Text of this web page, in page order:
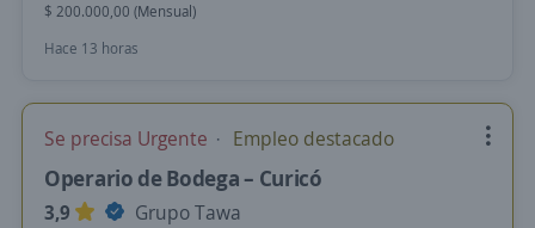
$ 200.000,00 (Mensual)
Hace 13 horas
Se precisa Urgente Empleo destacado
Operario de Bodega – Curicó
3,9
Grupo Tawa